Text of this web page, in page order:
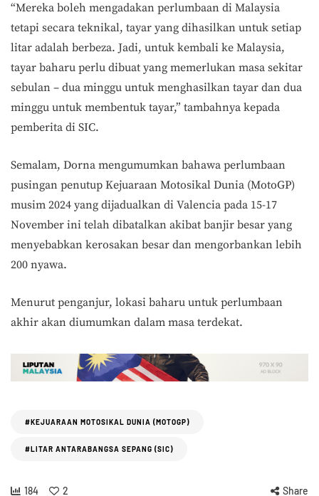
“Mereka boleh mengadakan perlumbaan di Malaysia
tetapi secara teknikal, tayar yang dihasilkan untuk setiap
litar adalah berbeza. Jadi, untuk kembali ke Malaysia,
tayar baharu perlu dibuat yang memerlukan masa sekitar
sebulan – dua minggu untuk menghasilkan tayar dan dua
minggu untuk membentuk tayar,” tambahnya kepada
pemberita di SIC.
Semalam, Dorna mengumumkan bahawa perlumbaan
pusingan penutup Kejuaraan Motosikal Dunia (MotoGP)
musim 2024 yang dijadualkan di Valencia pada 15-17
November ini telah dibatalkan akibat banjir besar yang
menyebabkan kerosakan besar dan mengorbankan lebih
200 nyawa.
Menurut penganjur, lokasi baharu untuk perlumbaan
akhir akan diumumkan dalam masa terdekat.
#KEJUARAAN MOTOSIKAL DUNIA (MOTOGP)
#LITAR ANTARABANGSA SEPANG (SIC)
184 2 Share